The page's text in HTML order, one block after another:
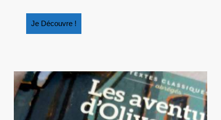
Je Découvre !
Découvre